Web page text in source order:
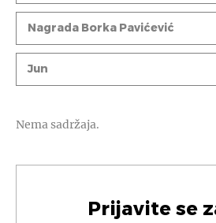
Ciklusi
Nagrada Borka Pavićević
Mesec
Jun
Nema sadržaja.
Prijavite se